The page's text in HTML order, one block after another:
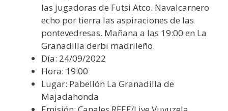
las jugadoras de Futsi Atco. Navalcarnero
echo por tierra las aspiraciones de las
pontevedresas. Mañana a las 19:00 en La
Granadilla derbi madrileño.
Día: 24/09/2022
Hora: 19:00
Lugar: Pabellón La Granadilla de
Majadahonda